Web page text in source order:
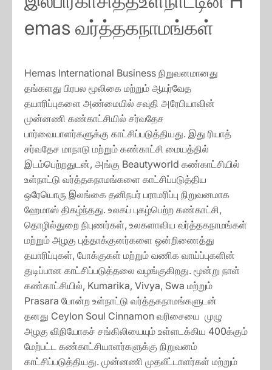
emas வர்த்தகநாமங்கள்
Hemas International Business நிறுவனமானது
தங்களது பிரபல மூலிகை மற்றும் ஆயுர்வேத
தயாரிப்புகளை அண்மையில் சவுதி அரேபியாவின்
முன்னணி கண்காட்சியில் சர்வதேச
பார்வையாளர்களுக்கு காட்சிப்படுத்தியது. இது ரியாத்
சர்வதேச மாநாடு மற்றும் கண்காட்சி மையத்தில்
இடம்பெற்றதுடன், அங்கு Beautyworld கண்காட்சியில்
உள்நாட்டு வர்த்தகநாமங்களை காட்சிப்படுத்திய
ஒரேயொரு இலங்கை தனிநபர் பராமரிப்பு நிறுவனமாக
ஹேமாஸ் திகழ்ந்தது. உலகப் புகழ்பெற்ற கண்காட்சி,
தொழில்துறை நிபுணர்கள், உலகளாவிய வர்த்தகநாமங்கள்
மற்றும் அழகு புத்தாக்குனர்களை ஒன்றிணைத்து
தயாரிப்புகள், போக்குகள் மற்றும் வணிக வாய்ப்புகளின்
துடிப்பான காட்சிப்படுத்தலை வழங்குகிறது. மூன்று நாள்
கண்காட்சியில், Kumarika, Vivya, Swa மற்றும்
Prasara போன்ற உள்நாட்டு வர்த்தகநாமங்களுடன்
தனது Ceylon Soul Cinnamon வரிசையை முழு
அழகு விநியோகச் சங்கிலியையும் உள்ளடக்கிய 400க்கும்
மேற்பட்ட கண்காட்சியாளர்களுக்கு நிறுவனம்
காட்சிப்படுத்தியது. முன்னணி முதலீட்டாளர்கள் மற்றும்